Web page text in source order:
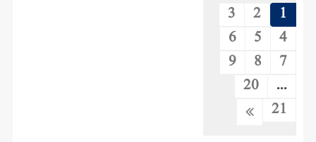
1
2
3
4
5
6
7
8
9
...
20
21